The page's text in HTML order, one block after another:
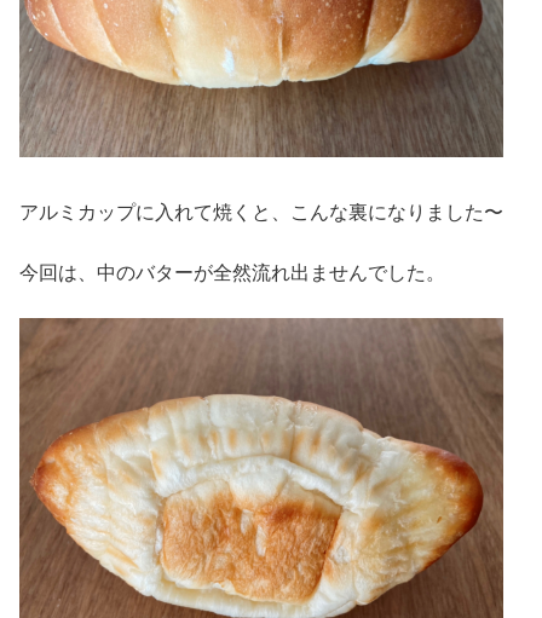
アルミカップに入れて焼くと、こんな裏になりました〜
今回は、中のバターが全然流れ出ませんでした。